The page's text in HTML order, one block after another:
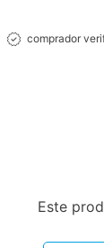
comprador
Este